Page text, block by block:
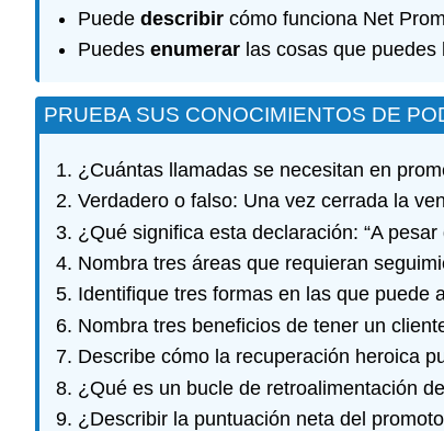
Puede describircómo funciona Net
Puedes enumerarlas cosas que puedes
PRUEBA SUS CONOCIMIENTOS DE
¿Cuántas llamadas se necesitan en
Verdadero o falso: Una vez cerrada la
¿Qué significa esta declaración: “A
Nombra tres áreas que requieran
Identifique tres formas en las que puede
Nombra tres beneficios de tener un
Describe cómo la recuperación heroica
¿Qué es un bucle de retroalimentación
¿Describir la puntuación neta del